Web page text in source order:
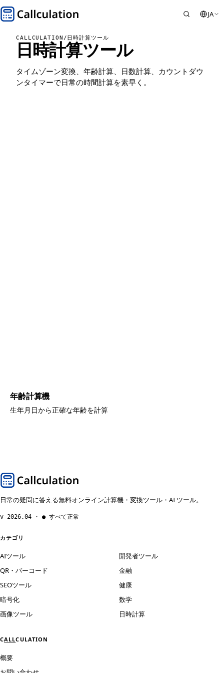
JA
CALLCULATION /日時計算ツール
日時計算ツール
タイムゾーン変換、年齢計算、日数計算、カウントダウ
ンタイマーで日常の時間計算を素早く。
年齢計算機
生年月日から正確な年齢を計算
日常の疑問に答える無料オンライン計算機・変換ツール・AI ツール。
v 2026.04 · ● すべて正常
カテゴリ
AIツール
QR・バーコード
SEOツール
暗号化
画像ツール
開発者ツール
金融
健康
数学
日時計算
CALLCULATION
概要